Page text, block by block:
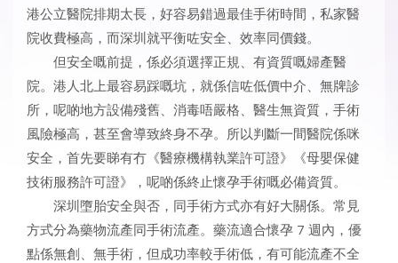
港公立醫院排期太長，好容易錯過最佳手術時間，私家醫
院收費極高，而深圳就平衡咗安全、效率同價錢。
但安全嘅前提，係必須選擇正規、有資質嘅婦產醫
院。港人北上最容易踩嘅坑，就係信咗低價中介、無牌診
所，呢啲地方設備殘舊、消毒唔嚴格、醫生無資質，手術
風險極高，甚至會導致終身不孕。所以判斷一間醫院係咪
安全，首先要睇有冇《醫療機構執業許可證》《母嬰保健
技術服務許可證》，呢啲係終止懷孕手術嘅必備資質。
深圳墮胎安全與否，同手術方式亦有好大關係。常見
方式分為藥物流產同手術流產。藥流適合懷孕 7 週內，優
點係無創、無手術，但成功率較手術低，有可能流產不全